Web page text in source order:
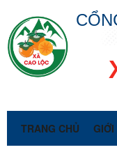
TRANG CHỦ GIỚI